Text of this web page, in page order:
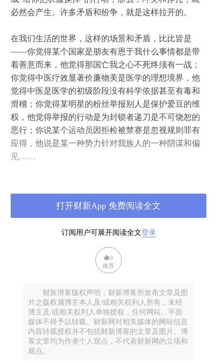
必然会产生。许多矛盾和纷争，就是这样拉开的。
在我们生活的世界，这样的场景和矛盾，比比皆是
——你觉得某个国家是朋友有恩于我什么事情都是带
着善意而来，他觉得那国亡我之心不死终须有一战；
你觉得中医疗效显著价廉物美是医学的理想境界，他
觉得中医是医学的初级阶段没有科学依据甚至有毒和
滑稽；你觉得某明星的粉丝举报别人是保护爱豆的维
权，他觉得举报的行动是为封锁者递刀是不可饶恕的
恶行；你说某个运动员因拒检被禁赛是忽视规则罪有
应得，他说是某一种势力针对我族人的一种阴谋和偏
见……
说不清楚”的感觉。许多老友，甚至酒桌上翻脸，许多
朋友圈，更是取关拉黑老死不相往来。许多人甚至抱
在同学和家人群中说话。
而辩论一旦进入到相互觉得对方是傻子的份上，也就
基本宣告结束了，这基本宣布了对话的终结。
而作为凡人，我们的悲哀，有两个：一是无法确认，
在我们相互骂对方是傻子的时候，不知道究竟谁更
傻。蜜蜂和苍蝇争论屎是香的还是臭的？究竟谁是蜜
蜂谁是苍蝇？
订阅用户可展开阅读全文登录
打开财新App 免费阅读全文
0
推荐
财新博客版权声明：财新博客所发布文章及图
片之版权属博主本人及/或相关权利人所有，未经
博主及/或相关权利人单独授权，任何网站、平面
媒体不得予以转载。财新网对相关媒体的网站信息
内容转载授权并不包括财新博客的文章及图片。博
客文章均为作者个人观点，不代表财新网的立场和
观点。